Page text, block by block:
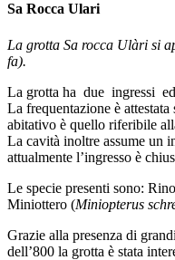
Sa Rocca Ulari
La grotta Sa rocca Ulàri si
fa).
La grotta ha due ingressi ed
La frequentazione è
abitativo è quello riferibile
La cavità inoltre assume un
attualmente l’ingresso è
Le specie presenti sono:
Miniottero (Miniopterus
Grazie alla presenza di
dell’800 la grotta è stata